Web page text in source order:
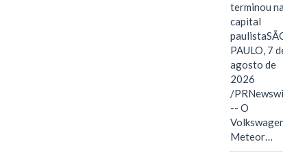
terminou na
capital
paulistaSÃO
PAULO, 7 de
agosto de
2026
/PRNewswire/
-- O
Volkswagen
Meteor…